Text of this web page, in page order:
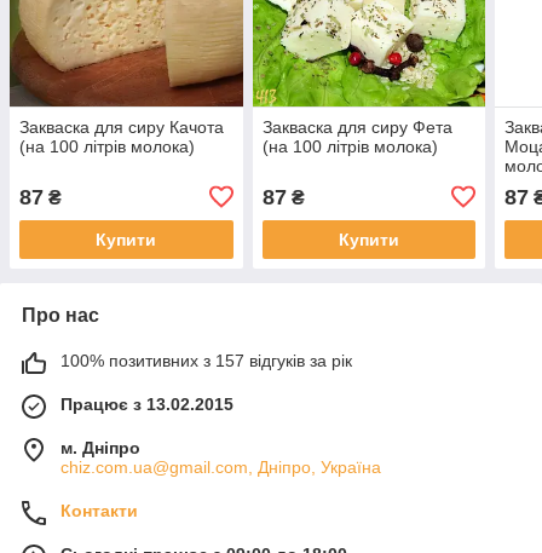
Закваска для сиру Качота
(на 100 літрів молока)
87 ₴
Купити
Закваска для сиру Фета
(на 100 літрів молока)
87₴
Купити
87
Про нас
100% позитивних з 157 відгуків за рік
Працює з 13.02.2015
м. Дніпро
chiz.com.ua@gmail.com, Дніпро, Україна
Контакти